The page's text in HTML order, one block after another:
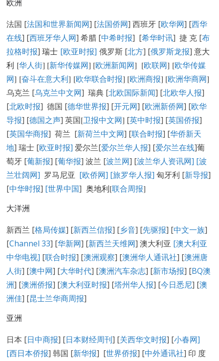
欧洲
法国 [法国和世界新闻网] [法国侨网] 西班牙 [欧华网] [西华
在线] [西班牙华人网] 希腊 [中希时报] [希华时讯] 捷 克 [布
拉格时报]瑞士 [欧亚时报] 俄罗斯 [北方] [俄罗斯龙报]意大
利 [华人街] [新华传媒网] [欧洲新闻网] [欧联网] [欧华传媒
网] [奋斗在意大利] [欧华联合时报] [欧洲商报] [欧洲华商网]
乌克兰 [乌克兰中文网] 瑞典 [北欧国际新闻] [北欧华人报]
[北欧时报] 德国 [德华世界报] [开元网] [欧洲新侨网] [欧华
导报] [德国之声] 英国[卫报中文网] [英中时报] [英国侨报]
[英国华商报] 荷兰 [新荷兰中文网] [联合时报] [华侨新天
地] 瑞士 [欧亚时报] 爱尔兰[爱尔兰华人报] [爱尔兰在线]葡
萄牙 [葡新报] [葡华报] 波兰 [波兰网] [波兰华人资讯网] [波
兰壮阔网] 罗马尼亚 [欧侨网] [旅罗华人报] 匈牙利 [新导报]
[中华时报] [世界中国] 奥地利[联合周报]
大洋洲
新西兰 [格局传媒] [新西兰信报] [乡音] [先驱报] [中文一族]
[Channel 33] [华新网] [新西兰天维网] 澳大利亚 [澳大利亚
中华电视] [联合时报] [澳洲观察] [澳洲华人通讯社] [澳洲唐
人街] [澳中网] [大华时代] [澳洲汽车杂志] [新市场报] [BQ澳
洲] [澳洲侨报] [澳大利亚时报] [塔州华人报] [今日悉尼] [澳
洲佳] [昆士兰华商周报]
亚洲
日本 [日中商报] [日本财经周刊] [关西华文时报] [小春网]
[西日本侨报] 韩国 [新华报] [世界侨报] [中外通讯社] 印 度